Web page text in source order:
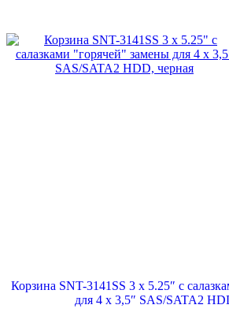
Корзина SNT-3141SS 3 x 5.25″ с
для 4 х 3,5″ SAS/SATA2